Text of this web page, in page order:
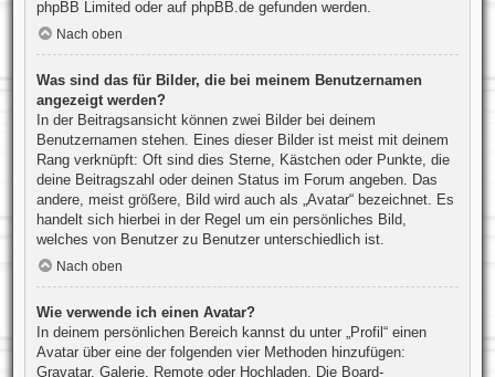
phpBB Limited oder auf phpBB.degefunden werden.
Nach oben
Was sind das für Bilder, die bei meinem Benutzernamen
angezeigt werden?
In der Beitragsansicht können zwei Bilder bei deinem
Benutzernamen stehen. Eines dieser Bilder ist meist mit deinem
Rang verknüpft: Oft sind dies Sterne, Kästchen oder Punkte, die
deine Beitragszahl oder deinen Status im Forum angeben. Das
andere, meist größere, Bild wird auch als „Avatar“ bezeichnet. Es
handelt sich hierbei in der Regel um ein persönliches Bild,
welches von Benutzer zu Benutzer unterschiedlich ist.
Nach oben
Wie verwende ich einen Avatar?
In deinem persönlichen Bereich kannst du unter „Profil“ einen
Avatar über eine der folgenden vier Methoden hinzufügen:
Gravatar, Galerie, Remote oder Hochladen. Die Board-